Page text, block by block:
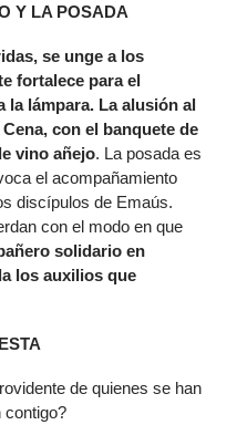
Y LA POSADA
se unge a los
fortalece para el
la lámpara. La alusión al
con el banquete de
vino añejo. La posada es
el acompañamiento
discípulos de Emaús.
con el modo en que
solidario en
los auxilios que
de quienes se han
contigo?